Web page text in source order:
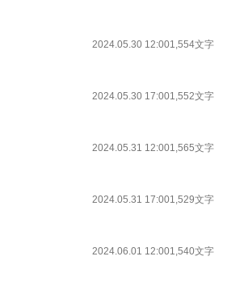
2024.05.30 12:001,554文字
2024.05.30 17:001,552文字
2024.05.31 12:001,565文字
2024.05.31 17:001,529文字
2024.06.01 12:001,540文字